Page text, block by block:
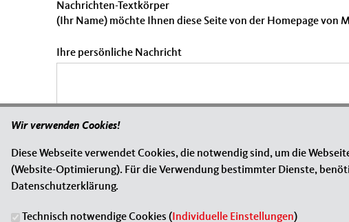
Nachrichten-Textkörper
(Ihr Name) möchte Ihnen diese Seite von der Homepage
Ihre persönliche Nachricht
Wir verwenden Cookies!
Diese Webseite verwendet Cookies, die notwendig sind, um die
(Website-Optimierung). Für die Verwendung bestimmter Dienste,
Datenschutzerklärung.
Technisch notwendige Cookies (Individuelle Einstellungen)